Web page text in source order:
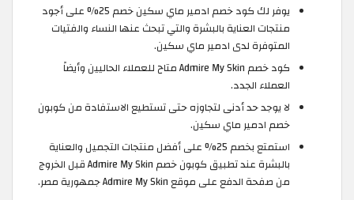
يوفر لك كود خصم ادمير ماي سكين خصم 25% على أجود
منتجات العناية بالبشرة والتي تبحث عنها النساء والفتيات
المتوفرة لدى ادمير ماي سكين.
كود خصم Admire My Skin متاح للعملاء الحاليين وأيضاً
العملاء الجدد.
لا يوجد حد أدنى لتجاوزه حتى تستطيع الاستفادة من كوبون
خصم ادمير ماي سكين.
استمتع بخصم 25% على أفضل منتجات التجميل والعناية
بالبشرة عند تطبيق كوبون خصم Admire My Skin قبل الخروج
من صفحة الدفع على موقع Admire My Skin جمهورية مصر.